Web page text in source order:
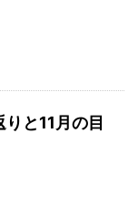
と11月の目